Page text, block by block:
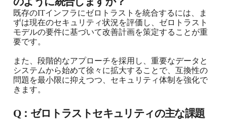
既存のITインフラにゼロトラストを統合するには、ま
ずは現在のセキュリティ状況を評価し、ゼロトラスト
モデルの要件に基づいて改善計画を策定することが重
要です。
また、段階的なアプローチを採用し、重要なデータと
システムから始めて徐々に拡大することで、互換性の
問題を最小限に抑えつつ、セキュリティ体制を強化で
きます。
Q：ゼロトラストセキュリティの主な課題